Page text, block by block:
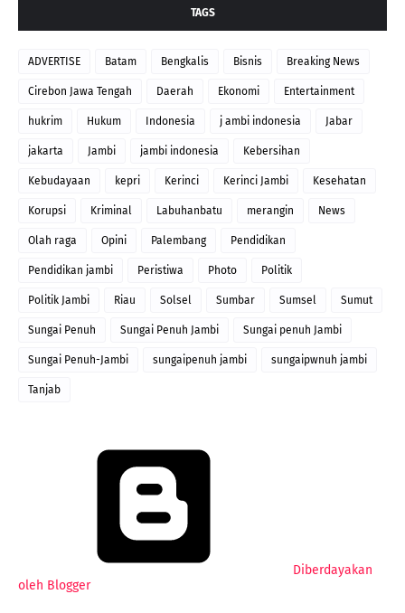
TAGS
ADVERTISE Batam Bengkalis Bisnis Breaking News
Cirebon Jawa Tengah Daerah Ekonomi Entertainment
hukrim Hukum Indonesia j ambi indonesia Jabar
jakarta Jambi jambi indonesia Kebersihan
Kebudayaan kepri Kerinci Kerinci Jambi Kesehatan
Korupsi Kriminal Labuhanbatu merangin News
Olah raga Opini Palembang Pendidikan
Pendidikan jambi Peristiwa Photo Politik
Politik Jambi Riau Solsel Sumbar Sumsel Sumut
Sungai Penuh Sungai Penuh Jambi Sungai penuh Jambi
Sungai Penuh-Jambi sungaipenuh jambi sungaipwnuh jambi
Tanjab
Diberdayakan
oleh Blogger